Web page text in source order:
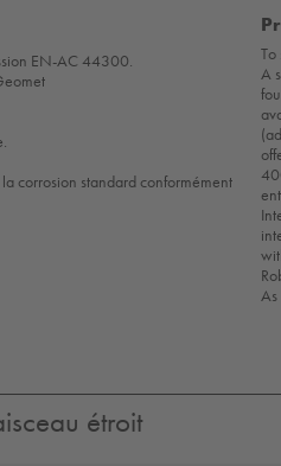
EN-AC 44300.
corrosion standard conformément
To
A
étroit